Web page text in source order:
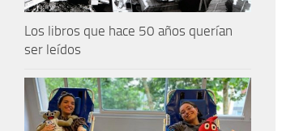
Los libros que hace 50 años querían
ser leídos